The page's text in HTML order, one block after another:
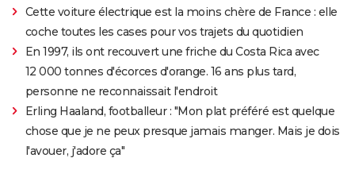
Cette voiture électrique est la moins chère de France : elle
coche toutes les cases pour vos trajets du quotidien
En 1997, ils ont recouvert une friche du Costa Rica avec
12 000 tonnes d'écorces d'orange. 16 ans plus tard,
personne ne reconnaissait l'endroit
Erling Haaland, footballeur : "Mon plat préféré est quelque
chose que je ne peux presque jamais manger. Mais je dois
l'avouer, j'adore ça"